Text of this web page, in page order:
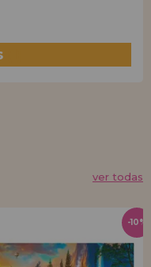
ver todas
-10%